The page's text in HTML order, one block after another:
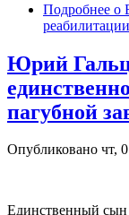
Подробнее о
реабилитации
Юрий
пагубной
Опубликовано чт,
Единственный